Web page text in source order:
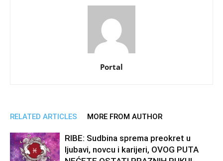
Portal
RELATED ARTICLES MORE FROM AUTHOR
RIBE: Sudbina sprema preokret u
ljubavi, novcu i karijeri, OVOG PUTA